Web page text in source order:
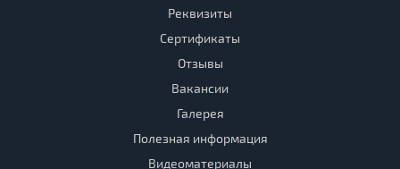
Реквизиты
Сертификаты
Отзывы
Вакансии
Галерея
Полезная информация
Видеоматериалы